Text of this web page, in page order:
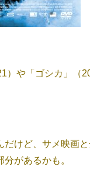
）や「ゴシカ」（
だけど、サメ映
があるかも。